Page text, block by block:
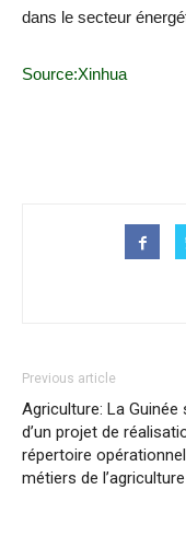
dans le secteur
Source:Xinhua
Previous article
Agriculture: La Guinée
d’un projet de
répertoire
métiers de l’agriculture